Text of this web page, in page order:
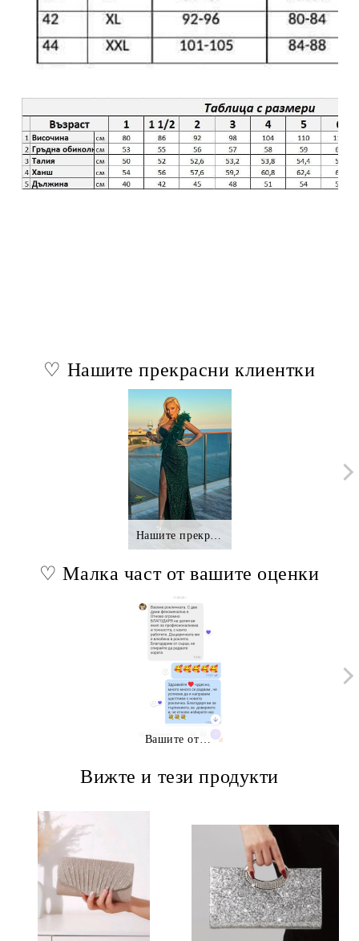
♡ Нашите прекрасни клиентки
♡ Малка част от вашите оценки
Вижте и тези продукти